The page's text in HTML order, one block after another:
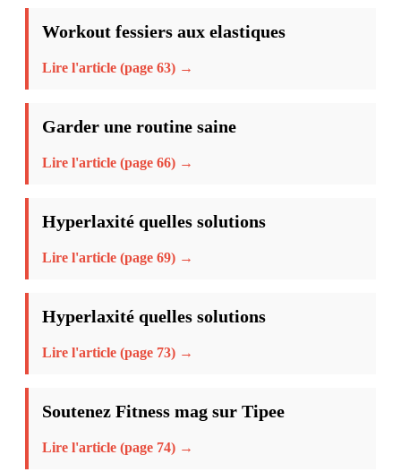
Workout fessiers aux elastiques
Lire l'article (page 63) →
Garder une routine saine
Lire l'article (page 66) →
Hyperlaxité quelles solutions
Lire l'article (page 69) →
Hyperlaxité quelles solutions
Lire l'article (page 73) →
Soutenez Fitness mag sur Tipee
Lire l'article (page 74) →